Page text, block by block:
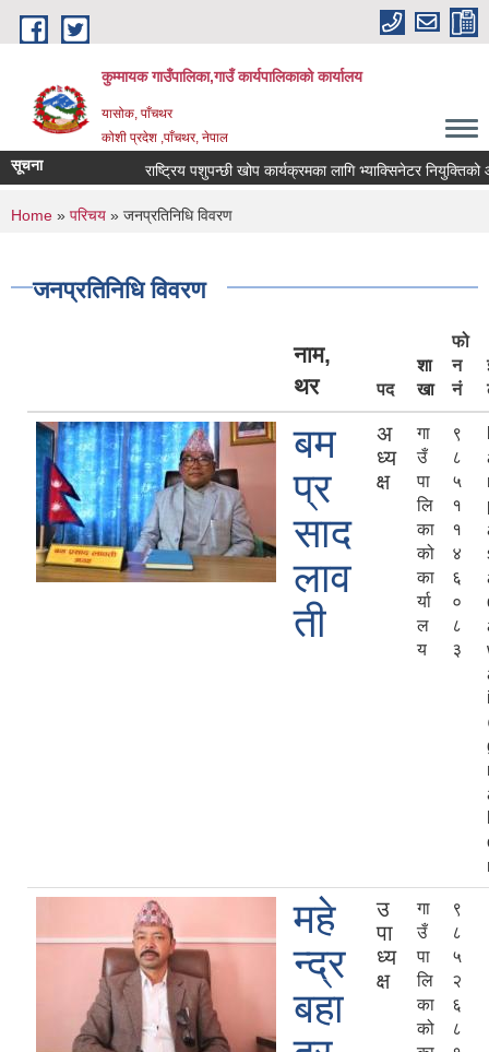
Skip to main content
कुम्मायक गाउँपालिका,गाउँ कार्यपालिकाको कार्यालय
यासोक, पाँचथर
कोशी प्रदेश ,पाँचथर, नेपाल
सूचना राष्ट्रिय पशुपन्छी खोप कार्यक्रमका लागि भ्याक्सिनेटर नियुक्तिको
You are here
Home » परिचय » जनप्रतिनिधि विवरण
जनप्रतिनिधि विवरण
नाम,
थर
पद
शा
खा
फो
न
नं
बम
प्र
साद
लाव
ती
अ
ध्य
क्ष
गा
उँ
पा
लि
का
को
का
र्या
ल
य
९
८
५
१
१
४
६
०
८
३
महे
न्द्र
बहा
उ
पा
ध्य
क्ष
गा
उँ
पा
लि
का
को
९
८
५
२
६
८